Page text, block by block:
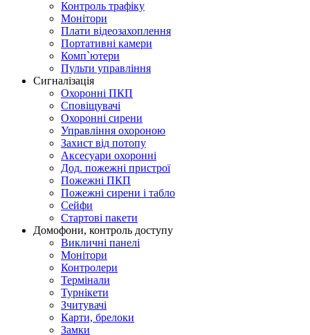
Контроль трафіку
Монітори
Плати відеозахоплення
Портативні камери
Комп`ютери
Пульти управління
Сигналізація
Охоронні ПКП
Сповіщувачі
Охоронні сирени
Управління охороною
Захист від потопу
Аксесуари охоронні
Дод. пожежні пристрої
Пожежні ПКП
Пожежні сирени і табло
Сейфи
Стартові пакети
Домофони, контроль доступу
Викличні панелі
Монітори
Контролери
Термінали
Турнікети
Зчитувачі
Карти, брелоки
Замки